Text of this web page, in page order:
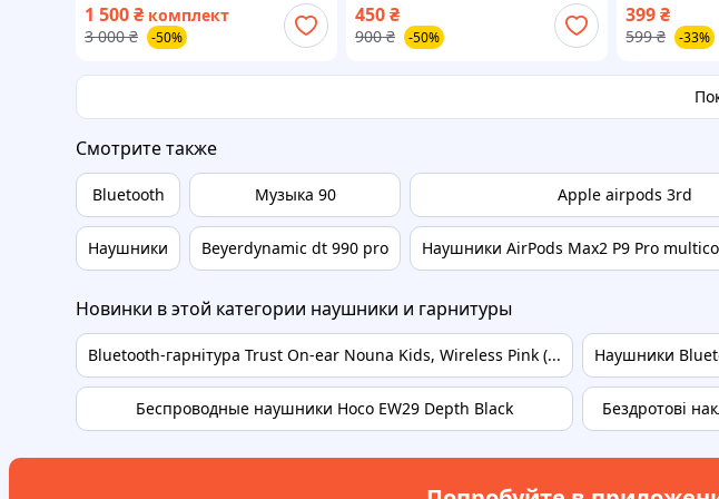
поколение с новым дизайном
1 500₴ комплект
3 000 ₴ -50%
450₴
900 ₴ -50%
399₴
599 ₴ -33%
Смотрите также
Bluetooth
Наушники
Музыка 90
Beyerdynamic dt 990 pro
Apple airpods 3rd
Наушники AirPods Max2 P9 Pro
Новинки в этой категории наушники и гарнитуры
Bluetooth-гарнітура Trust On-ear Nouna Kids, Wireless Pink (...
Беспроводные наушники Hoco EW29 Depth Black
Наушники
Бездротові